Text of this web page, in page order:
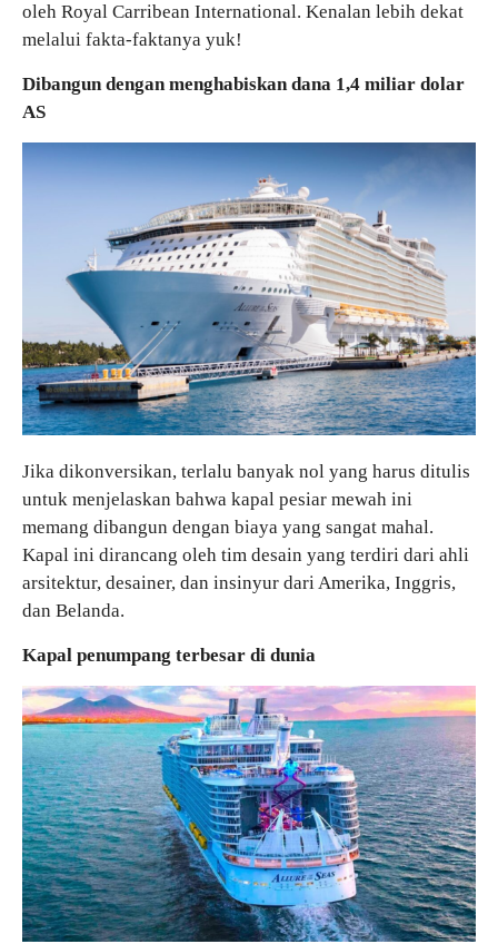
oleh Royal Carribean International. Kenalan lebih dekat
melalui fakta-faktanya yuk!
Dibangun dengan menghabiskan dana 1,4 miliar dolar
AS
Jika dikonversikan, terlalu banyak nol yang harus ditulis
untuk menjelaskan bahwa kapal pesiar mewah ini
memang dibangun dengan biaya yang sangat mahal.
Kapal ini dirancang oleh tim desain yang terdiri dari ahli
arsitektur, desainer, dan insinyur dari Amerika, Inggris,
dan Belanda.
Kapal penumpang terbesar di dunia